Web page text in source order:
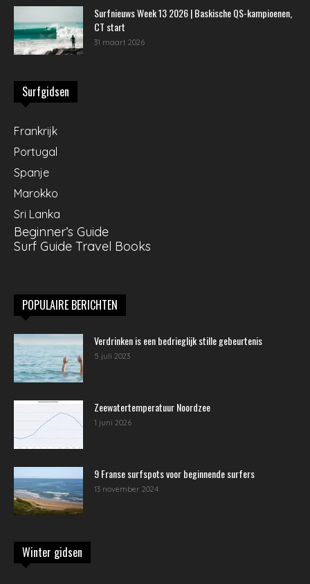
Surfnieuws Week 13 2026 | Baskische QS-kampioenen,
CT start
31 maart 2026
Surfgidsen
Frankrijk
Portugal
Spanje
Marokko
Sri Lanka
Beginner’s Guide
Surf Guide Travel Books
POPULAIRE BERICHTEN
Verdrinken is een bedrieglijk stille gebeurtenis
5 juli 2023
Zeewatertemperatuur Noordzee
1 juni 2026
9 Franse surfspots voor beginnende surfers
13 november 2024
Winter gidsen